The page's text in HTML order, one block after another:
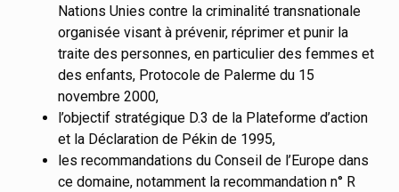
Nations Unies contre la criminalité transnationale
organisée visant à prévenir, réprimer et punir la
traite des personnes, en particulier des femmes et
des enfants, Protocole de Palerme du 15
novembre 2000,
l’objectif stratégique D.3 de la Plateforme d’action
et la Déclaration de Pékin de 1995,
les recommandations du Conseil de l’Europe dans
ce domaine, notamment la recommandation n° R